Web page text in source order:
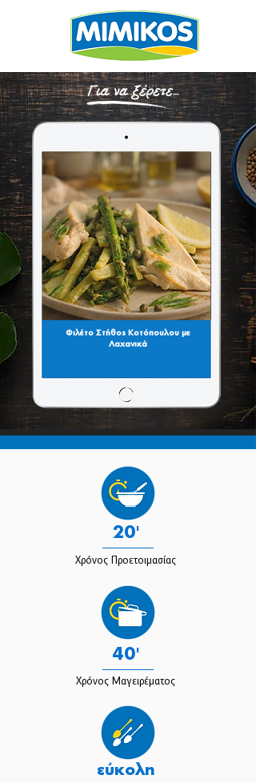
Φιλέτο Στήθος Κοτόπουλου με
Λαχανικά
20'
Χρόνος Προετοιμασίας
40'
Χρόνος Μαγειρέματος
εύκολη